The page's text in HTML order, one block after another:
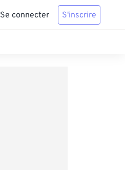
Se connecter S'inscrire